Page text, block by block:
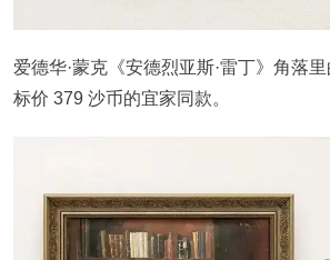
爱德华·蒙克《安德烈亚斯·雷丁》角落
标价 379 沙币的宜家同款。